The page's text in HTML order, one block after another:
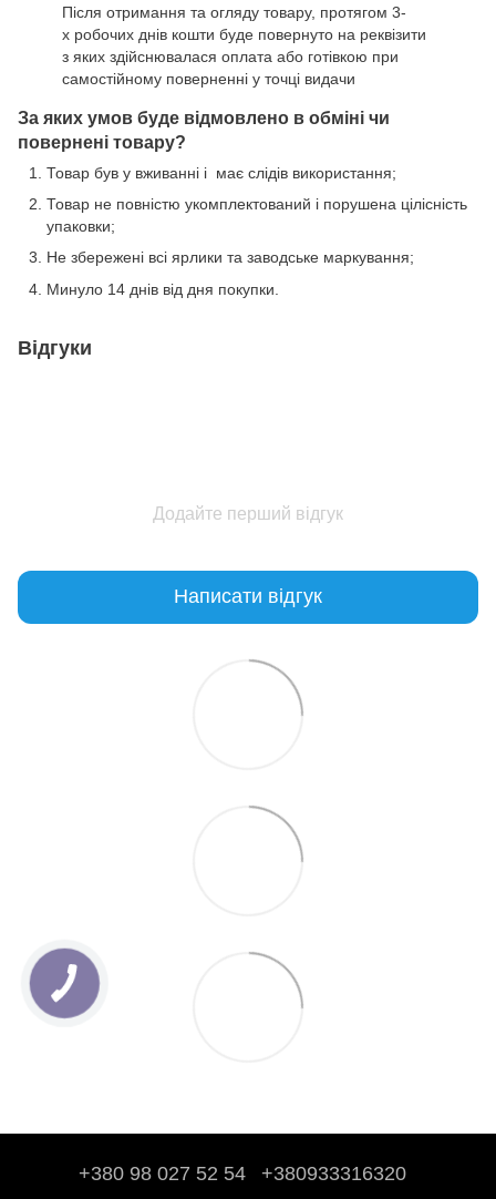
Після отримання та огляду товару, протягом 3-
х робочих днів кошти буде повернуто на реквізити
з яких здійснювалася оплата або готівкою при
самостійному поверненні у точці видачи
За яких умов буде відмовлено в обміні чи
повернені товару?
Товар був у вживанні і має слідів використання;
Товар не повністю укомплектований і порушена цілісність
упаковки;
Не збережені всі ярлики та заводське маркування;
Минуло 14 днів від дня покупки.
Відгуки
Додайте перший відгук
Написати відгук
+380 98 027 52 54 +380933316320